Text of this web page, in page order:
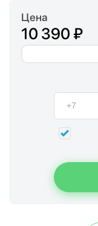
Цена
10 390 ₽